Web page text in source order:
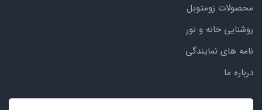
محصولات زومتوبل
روشنایی خانه و نور
نامه های نمایندگی
درباره ما